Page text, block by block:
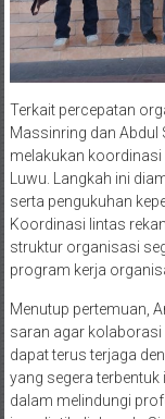
​Terkait percepatan
Massinring dan Abdul
melakukan koordinasi
Luwu. Langkah ini
serta pengukuhan
Koordinasi lintas
struktur organisasi
program kerja
​Menutup pertemuan,
saran agar kolaborasi
dapat terus terjaga
yang segera terbentuk
dalam melindungi